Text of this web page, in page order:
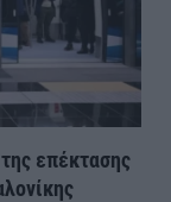
επέκτασης